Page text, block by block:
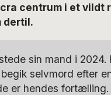
centrum i et vildt
dertil.
sin mand i 2024.
selvmord efter
er hendes fortælling.